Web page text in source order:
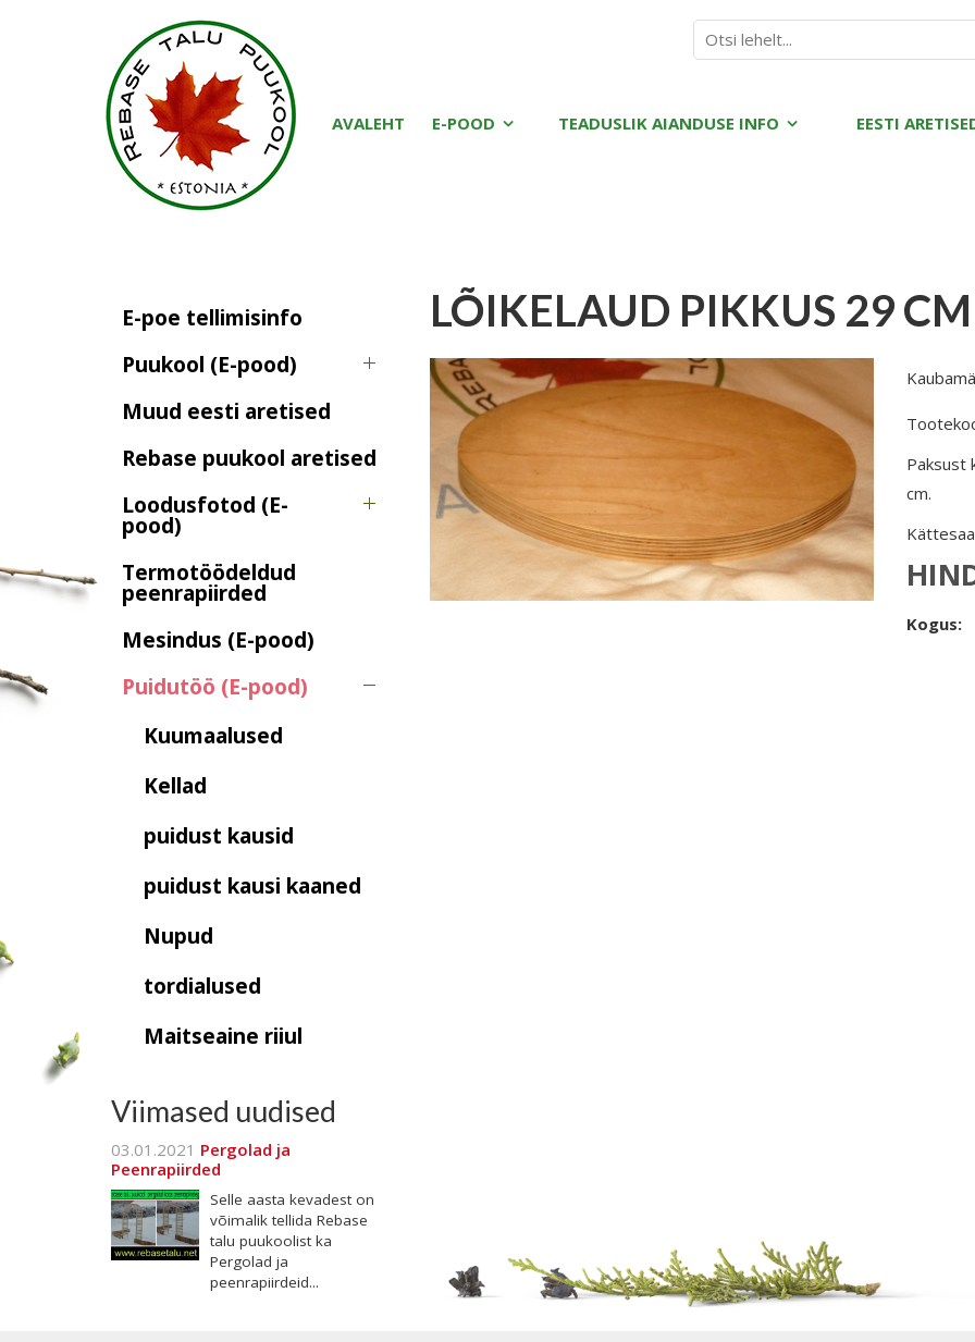
AVALEHT E-POOD TEADUSLIK AIANDUSE INFO EESTI
E-poe tellimisinfo
Puukool (E-pood)
Muud eesti aretised
Rebase puukool aretised
Loodusfotod (E-
pood)
Termotöödeldud
peenrapiirded
Mesindus (E-pood)
Puidutöö (E-pood)
Kuumaalused
Kellad
puidust kausid
puidust kausi kaaned
Nupud
tordialused
Maitseaine riiul
Viimased uudised
03.01.2021 Pergolad ja
Peenrapiirded
Selle aasta kevadest on
võimalik tellida Rebase
talu puukoolist ka
Pergolad ja
peenrapiirdeid...
LÕIKELAUD PIKKUS 29
Paksust
cm.
Kogus: